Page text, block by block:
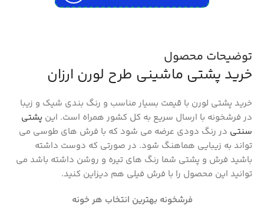
توضیحات محصول
خرید پشتی ماشینی طرح لورن ارزان
خرید پشتی لورن با قیمت بسیار مناسب و رنگ بندی شیک و زیبا
در فرشخونه با ارسال سریع به کل کشور همراه است. این پشتی
سنتی در رنگ دودی عرضه می شود که با فرش های طوسی می
تواند به زیبایی هماهنگ شود. در صورتی که دوست داشته
باشید فرش و پشتی شما رنگ های تیره و روشن داشته باشد می
توانید این محصول را با فرش فیلی هم دیزاین کنید.
فرشخونه بهترین انتخاب هر خونه